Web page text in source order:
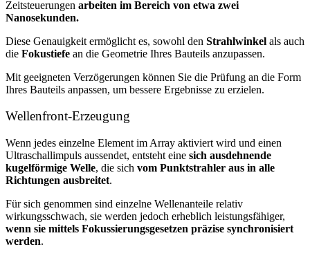
Zeitsteuerungen arbeiten im Bereich von etwa zwei
Nanosekunden.
Diese Genauigkeit ermöglicht es, sowohl den Strahlwinkel als auch
die Fokustiefe an die Geometrie Ihres Bauteils anzupassen.
Mit geeigneten Verzögerungen können Sie die Prüfung an die Form
Ihres Bauteils anpassen, um bessere Ergebnisse zu erzielen.
Wellenfront-Erzeugung
Wenn jedes einzelne Element im Array aktiviert wird und einen
Ultraschallimpuls aussendet, entsteht eine sich ausdehnende
kugelförmige Welle, die sich vom Punktstrahler aus in alle
Richtungen ausbreitet.
Für sich genommen sind einzelne Wellenanteile relativ
wirkungsschwach, sie werden jedoch erheblich leistungsfähiger,
wenn sie mittels Fokussierungsgesetzen präzise synchronisiert
werden.